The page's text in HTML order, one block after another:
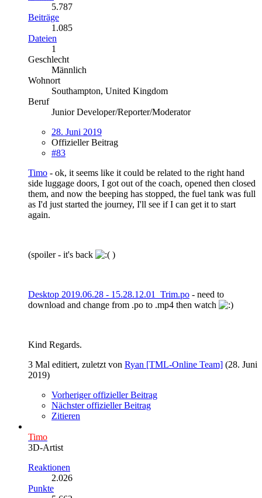
5.787
Beiträge
1.085
Dateien
1
Geschlecht
Männlich
Wohnort
Southampton, United Kingdom
Beruf
Junior Developer/Reporter/Moderator
28. Juni 2019
Offizieller Beitrag
#83
Timo - ok, it seems like it could be related to the right hand
side luggage doors, I got out of the coach, opened then closed
them, and now the beeping has stopped, the fuel tank was full
as I'd just started the journey, I'll see if I can get it to start
again.
(spoiler - it's back )
Desktop 2019.06.28 - 15.28.12.01_Trim.po - need to
download and change from .po to .mp4 then watch
Kind Regards.
3 Mal editiert, zuletzt von Ryan [TML-Online Team] (28. Juni
2019)
Vorheriger offizieller Beitrag
Nächster offizieller Beitrag
Zitieren
Timo
3D-Artist
Reaktionen
2.026
Punkte